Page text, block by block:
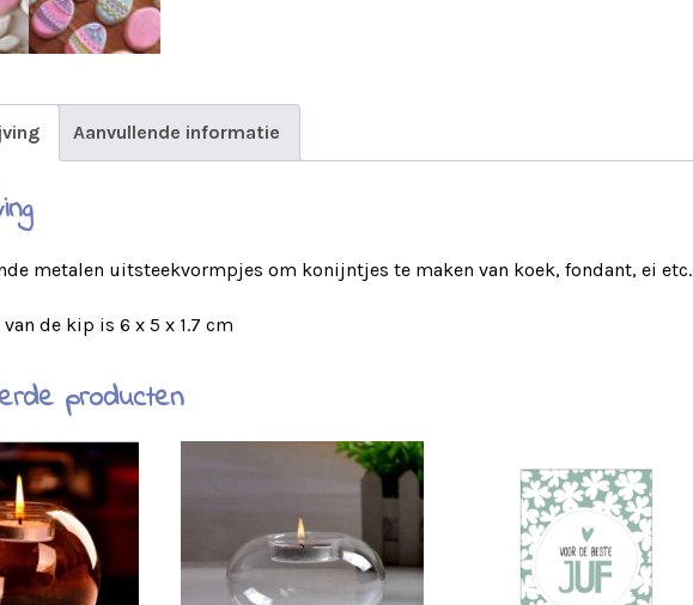
Aanvullende informatie
metalen uitsteekvormpjes om konijntjes te maken van koek, fondant, ei etc.
de kip is 6 x 5 x 1.7 cm
producten